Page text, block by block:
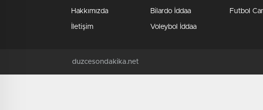
Hakkımızda
İletişim
Bilardo İddaa
Voleybol İddaa
Futbol
duzcesondakika.net